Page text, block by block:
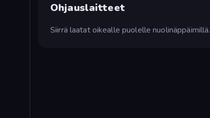
Ohjauslaitteet
Siirrä laatat oikealle puolelle nuolinäppäimillä.